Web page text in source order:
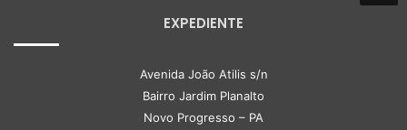
EXPEDIENTE
Avenida João Atilis s/n
Bairro Jardim Planalto
Novo Progresso – PA